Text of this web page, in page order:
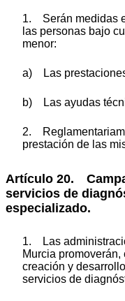
1. Serán medidas
las personas bajo
menor:
a) Las
b) Las ayudas
2.
prestación de las
Artículo 20.
servicios de
especializado.
1. Las
Murcia
creación y
servicios de